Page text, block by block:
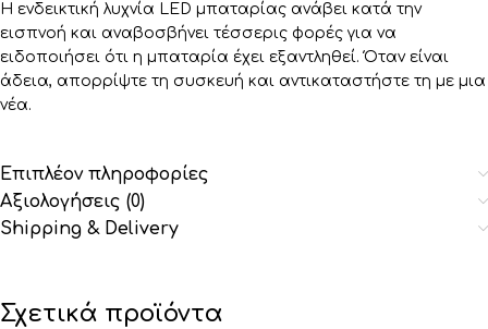
Η ενδεικτική λυχνία LED μπαταρίας ανάβει κατά την
εισπνοή και αναβοσβήνει τέσσερις φορές για να
ειδοποιήσει ότι η μπαταρία έχει εξαντληθεί. Όταν είναι
άδεια, απορρίψτε τη συσκευή και αντικαταστήστε τη με μια
νέα.
Επιπλέον πληροφορίες
Αξιολογήσεις (0)
Shipping & Delivery
Σχετικά προϊόντα